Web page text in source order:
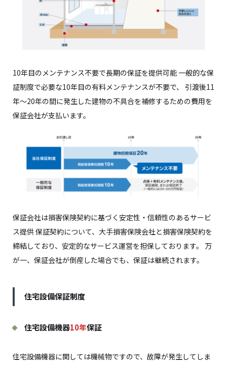
10年目のメンテナンス不要で長期の保証を提供可能 一般的な保
証制度で必要な10年目の有料メンテナンスが不要で、 引渡後11
年～20年の間に発生した建物の不具合を補修するための費用を
保証会社が支払います。
保証会社は損害保険契約に基づく安定性・信頼性のあるサービ
ス提供 保証契約について、大手損害保険会社と損害保険契約を
締結しており、安定的なサービス運営を担保しております。 万
が一、保証会社が倒産した場合でも、保証は継続されます。
住宅設備保証制度
住宅設備機器10年保証
住宅設備機器に関しては機械物ですので、故障が発生してしま